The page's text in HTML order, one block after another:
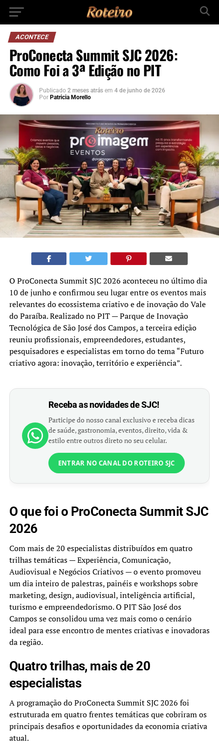
ACONTECE
ProConecta Summit SJC 2026:
Como Foi a 3ª Edição no PIT
Publicado 2 meses atrás em 4 de junho de 2026
Por Patricia Morello
O ProConecta Summit SJC 2026 aconteceu no último dia
10 de junho e confirmou seu lugar entre os eventos mais
relevantes do ecossistema criativo e de inovação do Vale
do Paraíba. Realizado no PIT — Parque de Inovação
Tecnológica de São José dos Campos, a terceira edição
reuniu profissionais, empreendedores, estudantes,
pesquisadores e especialistas em torno do tema “Futuro
criativo agora: inovação, território e experiência”.
Receba as novidades de SJC!
Participe do nosso canal exclusivo e receba dicas
de saúde, gastronomia, eventos, direito, vida &
estilo entre outros direto no seu celular.
ENTRAR NO CANAL DO ROTEIRO SJC
O que foi o ProConecta Summit SJC
2026
Com mais de 20 especialistas distribuídos em quatro
trilhas temáticas — Experiência, Comunicação,
Audiovisual e Negócios Criativos — o evento promoveu
um dia inteiro de palestras, painéis e workshops sobre
marketing, design, audiovisual, inteligência artificial,
turismo e empreendedorismo. O PIT São José dos
Campos se consolidou uma vez mais como o cenário
ideal para esse encontro de mentes criativas e inovadoras
da região.
Quatro trilhas, mais de 20
especialistas
A programação do ProConecta Summit SJC 2026 foi
estruturada em quatro frentes temáticas que cobriram os
principais desafios e oportunidades da economia criativa
atual.